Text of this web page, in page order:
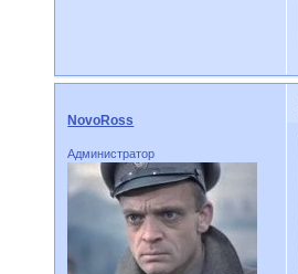
NovoRoss
Администратор